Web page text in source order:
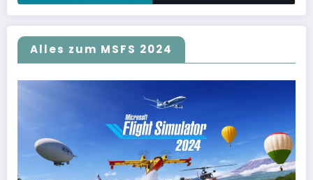
Alles zum MSFS 2024